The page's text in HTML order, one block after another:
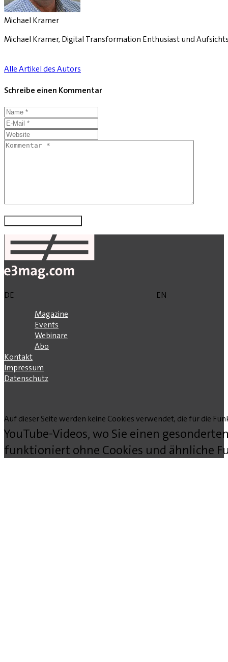
Michael Kramer
Michael Kramer, Digital Transformation Enthusiast und
Alle Artikel des Autors
Schreibe einen Kommentar
DE
EN
Magazine
Events
Webinare
Abo
Kontakt
Impressum
Datenschutz
Auf dieser Seite werden keine Cookies verwendet, die für die
YouTube-Videos, wo Sie einen
funktioniert ohne Cookies und ähnliche